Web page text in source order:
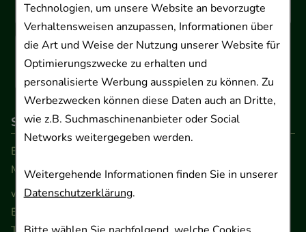
Technologien, um unsere Website an bevorzugte
Verhaltensweisen anzupassen, Informationen über
die Art und Weise der Nutzung unserer Website für
Optimierungszwecke zu erhalten und
personalisierte Werbung ausspielen zu können. Zu
Werbezwecken können diese Daten auch an Dritte,
wie z.B. Suchmaschinenanbieter oder Social
Networks weitergegeben werden.
Weitergehende Informationen finden Sie in unserer
Datenschutzerklärung.
So erreichen Sie uns
Beratung und Kundenservice:
Montag - Freitag von 9.00 bis 17.00 Uhr
www.ApoSalis.de· E-Mail:
Ernst-August-Platz 2 · 30159 Hannover